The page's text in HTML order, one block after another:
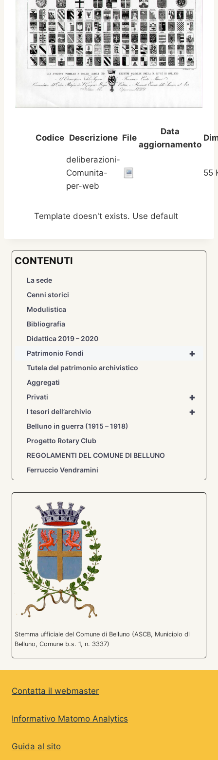
Codice Descrizione File
Data
aggiornamento
deliberazioni-
Comunita-
per-web
55
Template doesn't exists. Use default
CONTENUTI
La sede
Cenni storici
Modulistica
Bibliografia
Didattica 2019 – 2020
+
Patrimonio Fondi
Tutela del patrimonio archivistico
Aggregati
+
Privati
+
I tesori dell’archivio
Belluno in guerra (1915 – 1918)
Progetto Rotary Club
REGOLAMENTI DEL COMUNE DI BELLUNO
Ferruccio Vendramini
Stemma ufficiale del Comune di Belluno (ASCB, Municipio di
Belluno, Comune b.s. 1, n. 3337)
Contatta il webmaster
Informativo Matomo Analytics
Guida al sito